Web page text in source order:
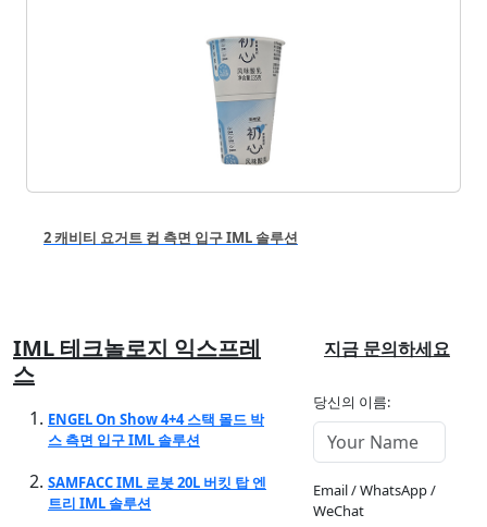
2 캐비티 요거트 컵 측면 입구 IML 솔루션
IML 테크놀로지 익스프레
스
ENGEL On Show 4+4 스택 몰드 박
스 측면 입구 IML 솔루션
SAMFACC IML 로봇 20L 버킷 탑 엔
트리 IML 솔루션
지금 문의하세요
당신의 이름:
Email / WhatsApp /
WeChat